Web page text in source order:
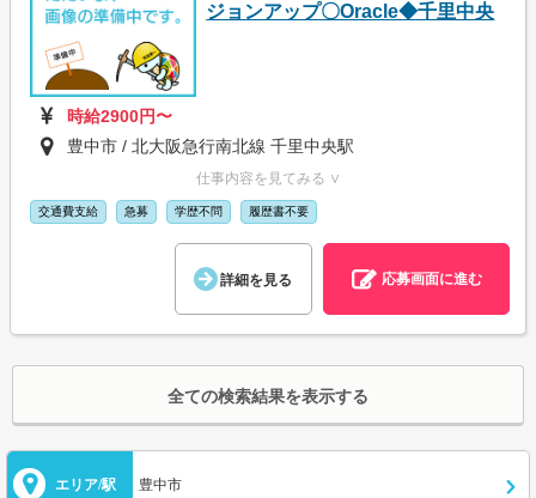
ジョンアップ〇Oracle◆千里中央
時給2900円〜
豊中市 / 北大阪急行南北線 千里中央駅
仕事内容を見てみる ∨
交通費支給 急募 学歴不問 履歴書不要
詳細を見る 応募画面に進む
全ての検索結果を表示する
エリア/駅 豊中市